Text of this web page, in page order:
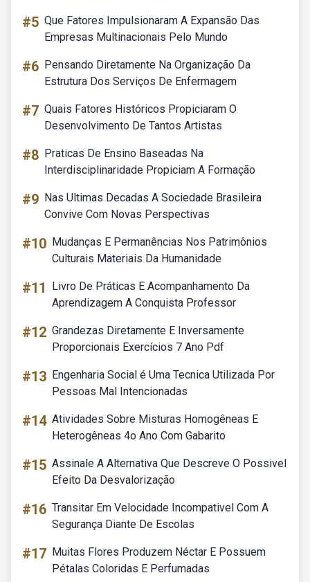
#5 Que Fatores Impulsionaram A Expansão Das
Empresas Multinacionais Pelo Mundo
#6 Pensando Diretamente Na Organização Da
Estrutura Dos Serviços De Enfermagem
#7 Quais Fatores Históricos Propiciaram O
Desenvolvimento De Tantos Artistas
#8 Praticas De Ensino Baseadas Na
Interdisciplinaridade Propiciam A Formação
#9 Nas Ultimas Decadas A Sociedade Brasileira
Convive Com Novas Perspectivas
#10 Mudanças E Permanências Nos Patrimônios
Culturais Materiais Da Humanidade
#11
Livro De Práticas E Acompanhamento Da
Aprendizagem A Conquista Professor
#12 Grandezas Diretamente E Inversamente
Proporcionais Exercícios 7 Ano Pdf
#13 Engenharia Social é Uma Tecnica Utilizada Por
Pessoas Mal Intencionadas
#14 Atividades Sobre Misturas Homogêneas E
Heterogêneas 4o Ano Com Gabarito
#15 Assinale A Alternativa Que Descreve O Possivel
Efeito Da Desvalorização
#16 Transitar Em Velocidade Incompativel Com A
Segurança Diante De Escolas
#17 Muitas Flores Produzem Néctar E Possuem
Pétalas Coloridas E Perfumadas